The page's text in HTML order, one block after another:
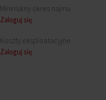
Minimalny okres najmu
Zaloguj się
Koszty eksploatacyjne
Zaloguj się